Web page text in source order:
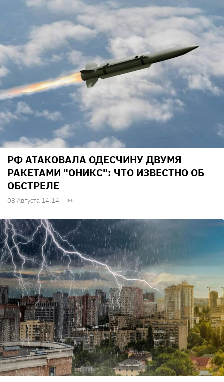
РФ АТАКОВАЛА ОДЕСЧИНУ ДВУМЯ
РАКЕТАМИ "ОНИКС": ЧТО ИЗВЕСТНО ОБ
ОБСТРЕЛЕ
08 Августа 14:14